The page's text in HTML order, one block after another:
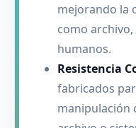
mejorando la
como
humanos.
Resistencia
fabricados
manipulación